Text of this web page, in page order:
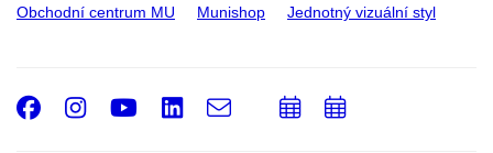
Obchodní centrum MU Munishop Jednotný vizuální styl
Facebook
Instagram
Youtube
LinkedIn
e-
Email
PřidatPřidat